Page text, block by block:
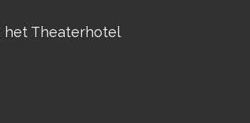
het Theaterhotel